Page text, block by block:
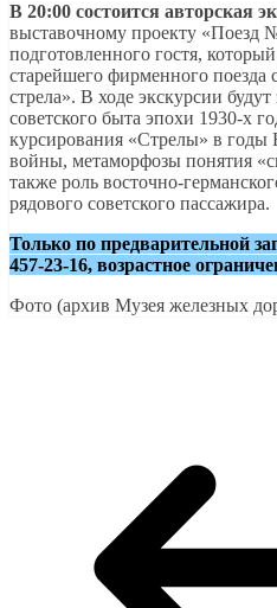
В 20:00 состоится авторская
выставочному проекту «Поезд
подготовленного гостя,
старейшего фирменного поезда
стрела». В ходе экскурсии
советского быта эпохи 1930-х
курсирования «Стрелы» в годы
войны, метаморфозы понятия
также роль восточно-
рядового советского пассажира.
Только по предварительной
457-23-16, возрастное
Фото (архив Музея железных